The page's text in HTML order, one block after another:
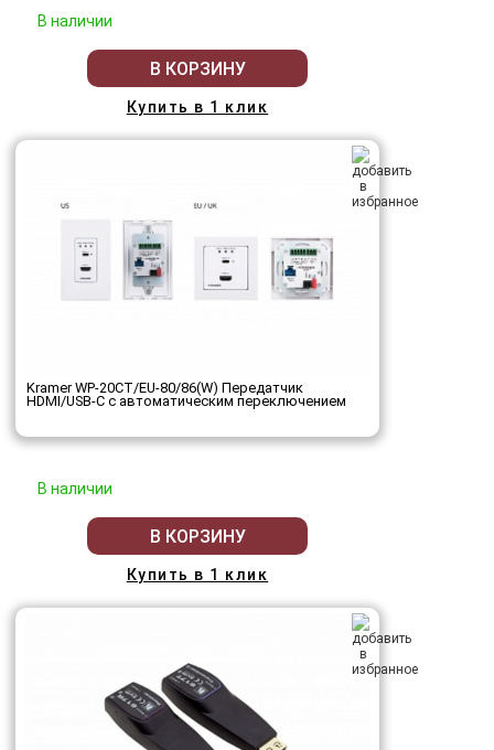
В наличии
В КОРЗИНУ
Купить в 1 клик
Kramer WP-20CT/EU-80/86(W) Передатчик
HDMI/USB-C с автоматическим переключением
В наличии
В КОРЗИНУ
Купить в 1 клик